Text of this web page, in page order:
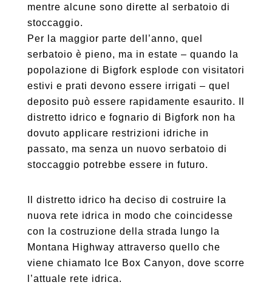
mentre alcune sono dirette al serbatoio di
stoccaggio.
Per la maggior parte dell’anno, quel
serbatoio è pieno, ma in estate – quando la
popolazione di Bigfork esplode con visitatori
estivi e prati devono essere irrigati – quel
deposito può essere rapidamente esaurito. Il
distretto idrico e fognario di Bigfork non ha
dovuto applicare restrizioni idriche in
passato, ma senza un nuovo serbatoio di
stoccaggio potrebbe essere in futuro.
Il distretto idrico ha deciso di costruire la
nuova rete idrica in modo che coincidesse
con la costruzione della strada lungo la
Montana Highway attraverso quello che
viene chiamato Ice Box Canyon, dove scorre
l’attuale rete idrica.